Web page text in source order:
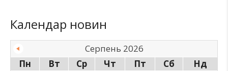
Календар новин
Серпень 2026
Пн
Вт Ср Чт Пт Сб
Нд